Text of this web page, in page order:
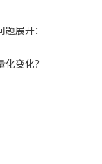
展开：
变化？